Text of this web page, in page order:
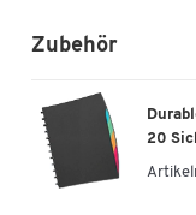
Zubehör
20